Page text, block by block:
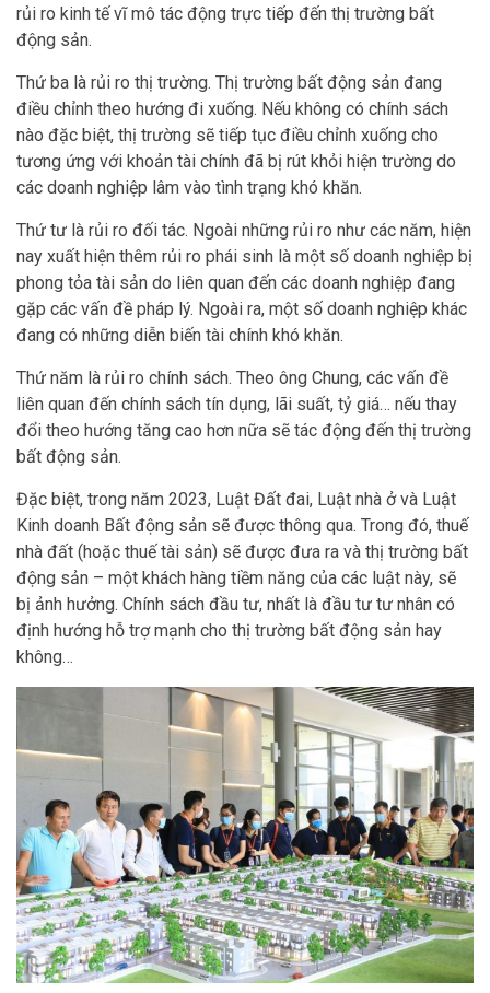
rủi ro kinh tế vĩ mô tác động trực tiếp đến thị trường bất
động sản.
Thứ ba là rủi ro thị trường. Thị trường bất động sản đang
điều chỉnh theo hướng đi xuống. Nếu không có chính sách
nào đặc biệt, thị trường sẽ tiếp tục điều chỉnh xuống cho
tương ứng với khoản tài chính đã bị rút khỏi hiện trường do
các doanh nghiệp lâm vào tình trạng khó khăn.
Thứ tư là rủi ro đối tác. Ngoài những rủi ro như các năm, hiện
nay xuất hiện thêm rủi ro phái sinh là một số doanh nghiệp bị
phong tỏa tài sản do liên quan đến các doanh nghiệp đang
gặp các vấn đề pháp lý. Ngoài ra, một số doanh nghiệp khác
đang có những diễn biến tài chính khó khăn.
Thứ năm là rủi ro chính sách. Theo ông Chung, các vấn đề
liên quan đến chính sách tín dụng, lãi suất, tỷ giá… nếu thay
đổi theo hướng tăng cao hơn nữa sẽ tác động đến thị trường
bất động sản.
Đặc biệt, trong năm 2023, Luật Đất đai, Luật nhà ở và Luật
Kinh doanh Bất động sản sẽ được thông qua. Trong đó, thuế
nhà đất (hoặc thuế tài sản) sẽ được đưa ra và thị trường bất
động sản – một khách hàng tiềm năng của các luật này, sẽ
bị ảnh hưởng. Chính sách đầu tư, nhất là đầu tư tư nhân có
định hướng hỗ trợ mạnh cho thị trường bất động sản hay
không…